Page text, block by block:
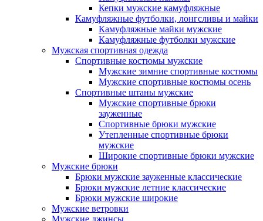
Кепки мужские камуфляжные
Камуфляжные футболки, лонгсливы и майки
Камуфляжные майки мужские
Камуфляжные футболки мужские
Мужская спортивная одежда
Спортивные костюмы мужские
Мужские зимние спортивные костюмы
Мужские спортивные костюмы осень
Спортивные штаны мужские
Мужские спортивные брюки
зауженные
Спортивные брюки мужские
Утепленные спортивные брюки
мужские
Широкие спортивные брюки мужские
Мужские брюки
Брюки мужские зауженные классические
Брюки мужские летние классические
Брюки мужские широкие
Мужские ветровки
Мужские джинсы